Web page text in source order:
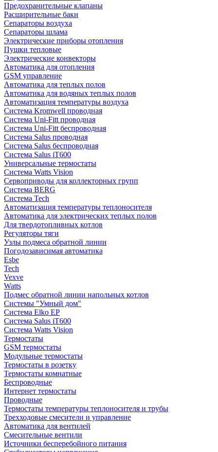
Предохранительные клапаны
Расширительные баки
Сепараторы воздуха
Сепараторы шлама
Электрические приборы отопления
Пушки тепловые
Электрические конвекторы
Автоматика для отопления
GSM управление
Автоматика для теплых полов
Автоматика для водяных теплых полов
Автоматизация температуры воздуха
Система Kromwell проводная
Система Uni-Fitt проводная
Система Uni-Fitt беспроводная
Система Salus проводная
Система Salus беспроводная
Система Salus iT600
Универсальные термостаты
Система Watts Vision
Сервоприводы для коллекторных групп
Система BERG
Система Tech
Автоматизация температуры теплоносителя
Автоматика для электрических теплых полов
Для твердотопливных котлов
Регуляторы тяги
Узлы подмеса обратной линии
Погодозависимая автоматика
Esbe
Tech
Vexve
Watts
Подмес обратной линии напольных котлов
Системы "Умный дом"
Система Elko EP
Система Salus iT600
Система Watts Vision
Термостаты
GSM термостаты
Модульные термостаты
Термостаты в розетку
Термостаты комнатные
Беспроводные
Интернет термостаты
Проводные
Термостаты температуры теплоносителя и трубы
Трехходовые смесители и управление
Автоматика для вентилей
Смесительные вентили
Источники бесперебойного питания